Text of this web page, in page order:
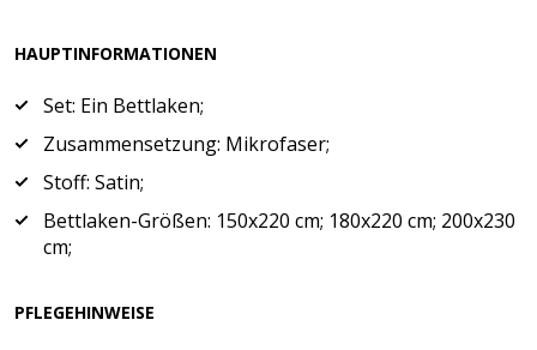
HAUPTINFORMATIONEN
Set: Ein Bettlaken;
Zusammensetzung: Mikrofaser;
Stoff: Satin;
Bettlaken-Größen: 150x220 cm; 180x220 cm; 200x230
cm;
PFLEGEHINWEISE